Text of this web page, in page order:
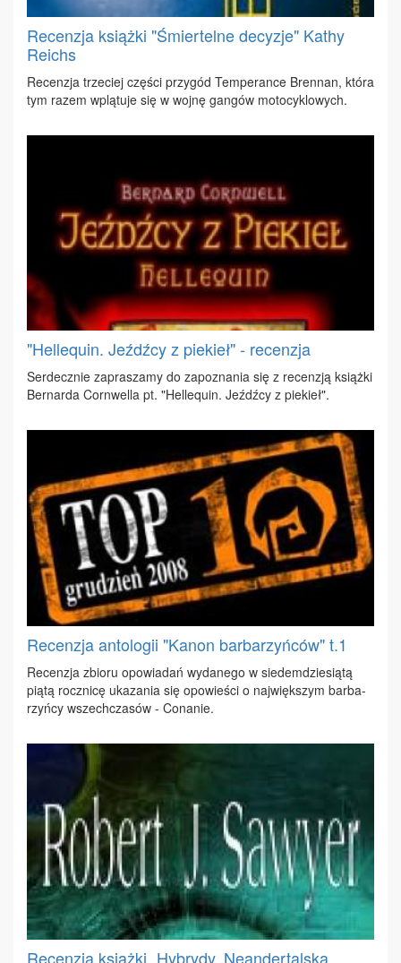
Recenzja książki "Śmiertelne decyzje" Kathy
Reichs
Re­cen­zja trze­ciej czę­ści przy­gód Tem­pe­ran­ce Bren­nan, któ­ra
tym ra­zem wplą­tu­je się w woj­nę gan­gów mo­to­cy­klo­wych.
"Hellequin. Jeźdźcy z piekieł" - recenzja
Ser­decz­nie za­pra­sza­my do za­po­zna­nia się z re­cen­zją książ­ki
Ber­nar­da Corn­wel­la pt. "Hel­le­qu­in. Jeźdź­cy z pie­kieł".
Recenzja antologii "Kanon barbarzyńców" t.1
Re­cen­zja zbio­ru opo­wia­dań wy­da­ne­go w sie­dem­dzie­sią­tą
pią­tą rocz­ni­cę uka­za­nia się opo­wie­ści o naj­więk­szym bar­ba­
rzyń­cy wszech­cza­sów - Co­na­nie.
Recenzja książki „Hybrydy. Neandertalska